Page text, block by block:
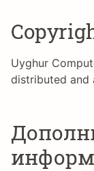
Uyghur
distributed and